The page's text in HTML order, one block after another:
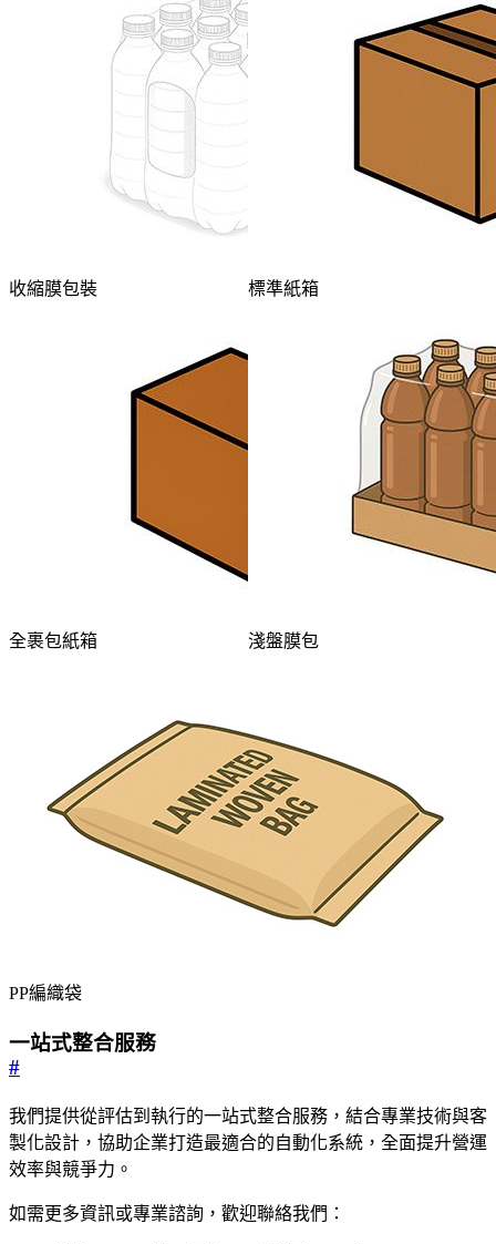
收縮膜包裝 標準紙箱
全裹包紙箱 淺盤膜包
PP編織袋
一站式整合服務
#
我們提供從評估到執行的一站式整合服務，結合專業技術與客
製化設計，協助企業打造最適合的自動化系統，全面提升營運
效率與競爭力。
如需更多資訊或專業諮詢，歡迎聯絡我們：